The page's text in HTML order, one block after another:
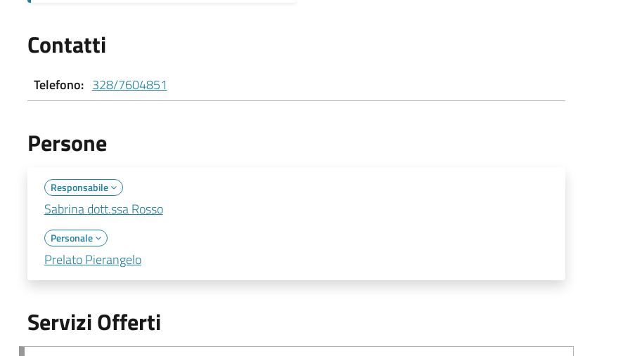
Contatti
Telefono: 328/7604851
Persone
Responsabile
Sabrina dott.ssa Rosso
Personale
Prelato Pierangelo
Servizi Offerti